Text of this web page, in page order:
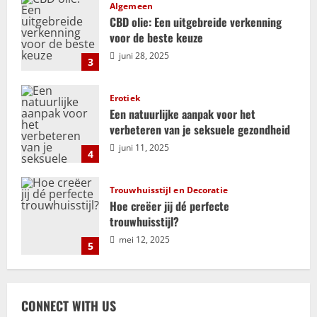
i
g
t
i
e
3
Algemeen
CBD olie: Een uitgebreide verkenning
voor de beste keuze
juni 28, 2025
4
Erotiek
Een natuurlijke aanpak voor het
verbeteren van je seksuele gezondheid
juni 11, 2025
5
Trouwhuisstijl en Decoratie
Hoe creëer jij dé perfecte
trouwhuisstijl?
mei 12, 2025
ADHD en relaties: uitdagingen en
CONNECT WITH US